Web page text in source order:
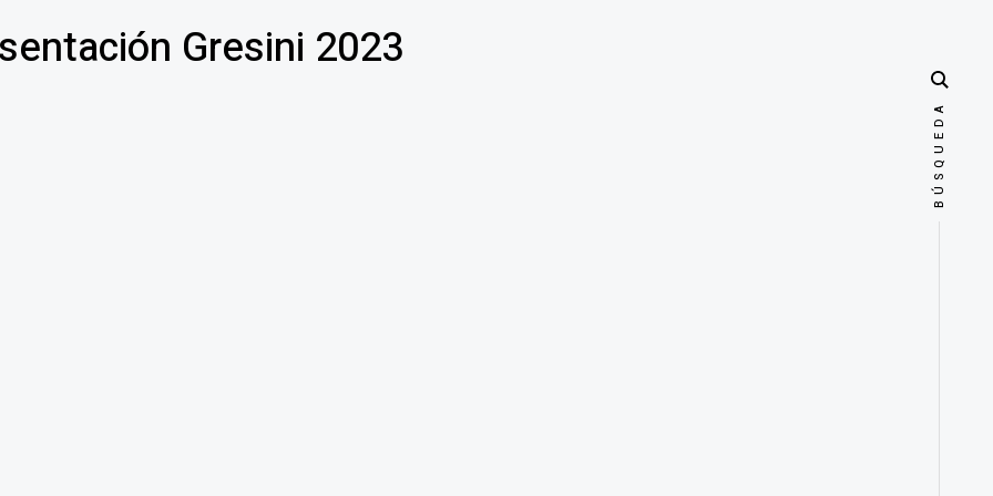
Gresini 2023